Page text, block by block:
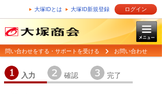
大塚IDとは 大塚ID新規登録 ログイン
問い合わせをする・サポートを受ける お問い合わせ
入力
確認
完了